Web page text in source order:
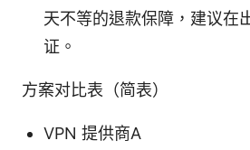
天不等的退款保障，建议在
证。
方案对比表（简表）
VPN 提供商A